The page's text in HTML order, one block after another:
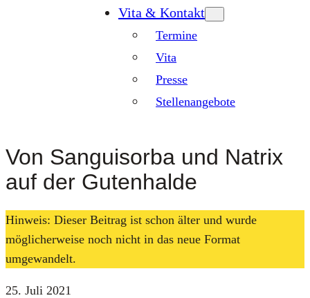
Vita & Kontakt
Termine
Vita
Presse
Stellenangebote
Von Sanguisorba und Natrix
auf der Gutenhalde
Hinweis: Dieser Beitrag ist schon älter und wurde
möglicherweise noch nicht in das neue Format
umgewandelt.
25. Juli 2021